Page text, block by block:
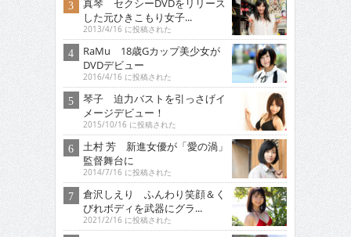
真琴 セクシーDVDをリリース
した元ひきこもり女子...
2013/4/16 に投稿された
RaMu 18歳Gカップ美少女が
DVDデビュー
2016/4/16 に投稿された
琴子 迫力バストを引っさげイ
メージデビュー！
2015/10/16 に投稿された
土村 芳 新進女優が「愛の渦」
監督舞台に
2014/7/16 に投稿された
倉沢しえり ふんわり笑顔＆く
びれボディを武器にグラ...
2021/2/16 に投稿された